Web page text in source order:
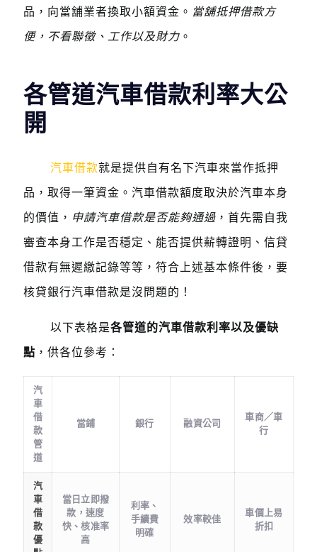
品，向當舖業者換取小額資金。 當舖抵押借款方
便，不看聯徵、工作以及財力 。
各管道汽車借款利率大公
開
汽車借款就是提供自有名下汽車來當作抵押
品，取得一筆資金。汽車借款額度取決於汽車本身
的價值， 申請汽車借款是否能夠通過 ，首先需自我
審查本身工作是否穩定、能否提供薪轉證明、信貸
借款有無遲繳記錄等等，符合上述基本條件後，要
核貸銀行汽車借款是沒問題的！
以下表格是各管道的汽車借款利率以及優缺
點 ，供各位參考：
汽
車
借
款
管
道
當鋪 銀行 融資公司
車商／車
行
汽
車
借
款
優
當日立即撥
款，速度
快、核准率
高
利率、
手續費
明確
效率較佳
車價上易
折扣